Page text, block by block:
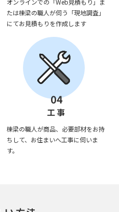
たは棟梁の職人が伺う「現地調査」
にてお見積もりを作成します
04
工事
棟梁の職人が商品、必要部材をお持
ちして、お住まいへ工事に伺いま
す。